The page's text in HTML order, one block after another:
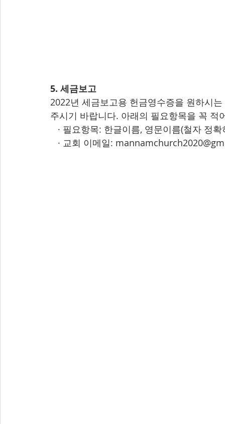
5. 세금보고
2022년 세금보고용 헌금영수증을 원하시
주시기 바랍니다. 아래의 필요항목을 꼭 적
· 필요항목: 한글이름, 영문이름(철자 정확